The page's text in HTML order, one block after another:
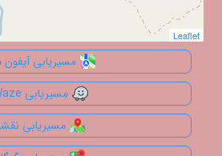
Leaflet
Leaflet
مسیریابی
مسیریابی Waze
مسیریابی